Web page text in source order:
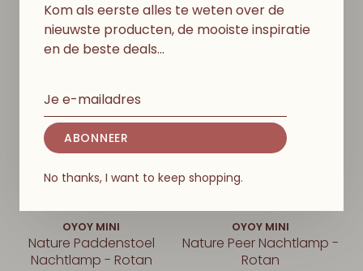
OYOY MINI
Nature Paddenstoel
Nachtlamp - Rotan
OYOY MINI
Nature Peer Nachtlamp -
Rotan
Kom als eerste alles te weten over de
nieuwste producten, de mooiste inspiratie
en de beste deals…
ABONNEER
No thanks, I want to keep shopping.